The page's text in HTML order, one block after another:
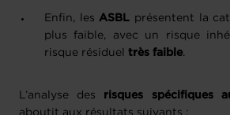
Enfin, les ASBL présentent la
plus faible, avec un risque
risque résiduel
très faible.
L’analyse des risques spécifiques
aboutit aux résultats suivants :